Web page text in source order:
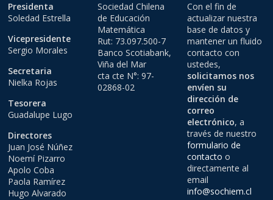
Presidenta
Soledad Estrella
Vicepresidente
Sergio Morales
Secretaria
Nielka Rojas
Tesorera
Guadalupe Lugo
Directores
Juan José Núñez
Noemí Pizarro
Apolo Coba
Paola Ramírez
Hugo Alvarado
Sociedad Chilena
de Educación
Matemática
Rut: 73.097.500-7
Banco Scotiabank,
Viña del Mar
cta cte N°: 97-
02868-02
Con el fin de
actualizar nuestra
base de datos y
mantener un fluido
contacto con
ustedes,
solicitamos nos
envíen su
dirección de
correo
electrónico, a
través de nuestro
formulario de
contacto o
directamente al
email
info@sochiem.cl